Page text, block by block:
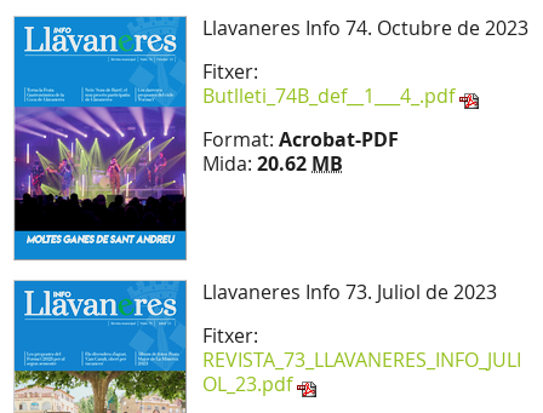
Llavaneres Info 74. Octubre de 2023
Fitxer:
Butlleti_74B_def__1___4_.pdf
Format: Acrobat-PDF
Mida: 20.62 MB
Llavaneres Info 73. Juliol de 2023
Fitxer:
REVISTA_73_LLAVANERES_INFO_JULI
OL_23.pdf